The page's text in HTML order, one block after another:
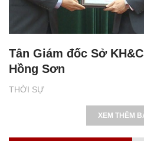
THỜI SỰ
Tân Giám đốc Sở
Hồng Sơn
XEM THÊM